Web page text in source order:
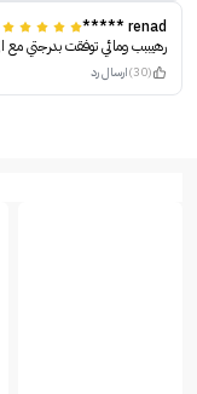
renad *****
رهيببب ومائي توفقت بدرجتي مع
(30) ارسال رد